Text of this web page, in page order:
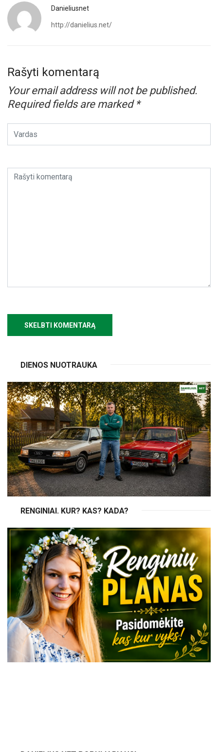
Danieliusnet
http://danielius.net/
Rašyti komentarą
Your email address will not be published.
Required fields are marked *
DIENOS NUOTRAUKA
RENGINIAI. KUR? KAS? KADA?